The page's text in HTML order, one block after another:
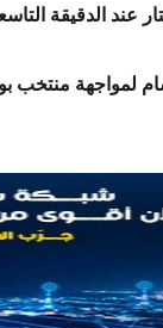
عند الدقيقة
لمواجهة منتخب